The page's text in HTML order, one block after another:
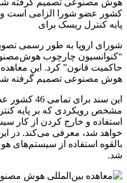
کشور عضو شورا الزامی است
پایه کنترل ریسک برای
شورای اروپا به طور رسمی
“کنوانسیون چارچوب
حاکمیت قانون” کرد. این معاهده
هوش مصنوعی تصمیم گرفته
این سند
مشخص رویکردی که بر پایه
استفاده و خارج کردن از کار
خواهد شد، معرفی می‌کند. در
بالقوه استفاده از سیستم‌های
شد.